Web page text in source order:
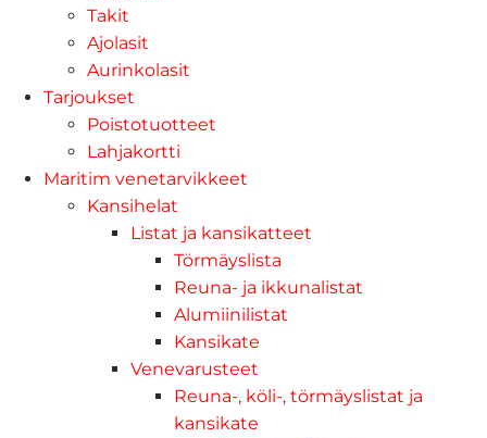
Takit
Ajolasit
Aurinkolasit
Tarjoukset
Poistotuotteet
Lahjakortti
Maritim venetarvikkeet
Kansihelat
Listat ja kansikatteet
Törmäyslista
Reuna- ja ikkunalistat
Alumiinilistat
Kansikate
Venevarusteet
Reuna-, köli-, törmäyslistat ja
kansikate